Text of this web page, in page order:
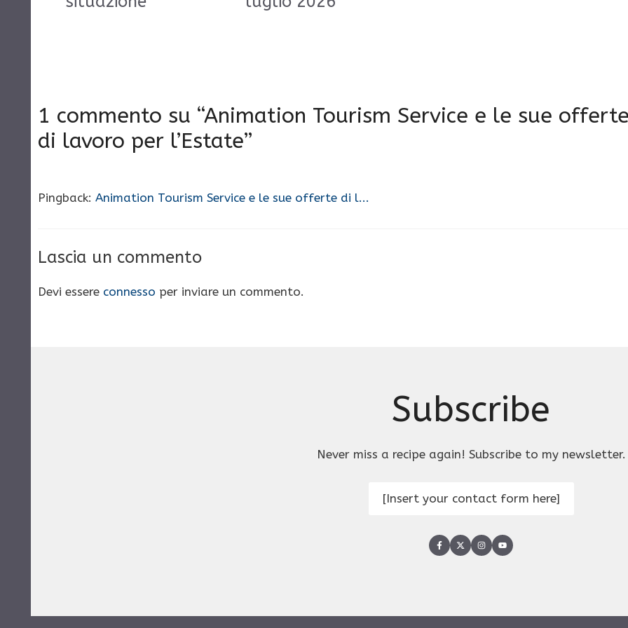
1 commento su “Animation Tourism Service e le sue
di lavoro per l’Estate”
Pingback: Animation Tourism Service e le sue offerte di l...
Lascia un commento
Devi essere connesso per inviare un commento.
Subscribe
Never miss a recipe again! Subscribe to my newsletter.
[Insert your contact form here]